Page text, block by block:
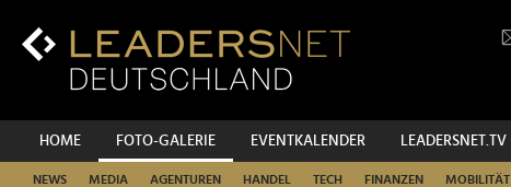
Inhalt
Hauptnavigation
HOME FOTO-GALERIE EVENTKALENDER LEADERSNET.TV
NEWS MEDIA AGENTUREN HANDEL TECH FINANZEN MOBILITÄT